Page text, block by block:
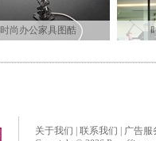
时尚办公家具图酷